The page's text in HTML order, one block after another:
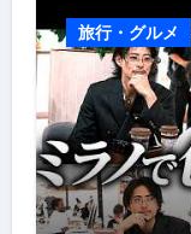
旅行・グルメ